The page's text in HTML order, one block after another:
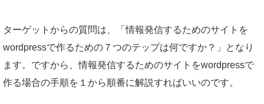
ターゲットからの質問は、「情報発信するためのサイトを
wordpressで作るための７つのテップは何ですか？」となり
ます。ですから、情報発信するためのサイトをwordpressで
作る場合の手順を１から順番に解説すればいいのです。